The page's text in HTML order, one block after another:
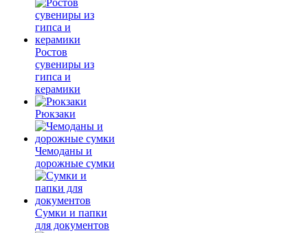
Ростов
сувениры из
гипса и
керамики
Рюкзаки
Чемоданы и
дорожные сумки
Сумки и папки
для документов